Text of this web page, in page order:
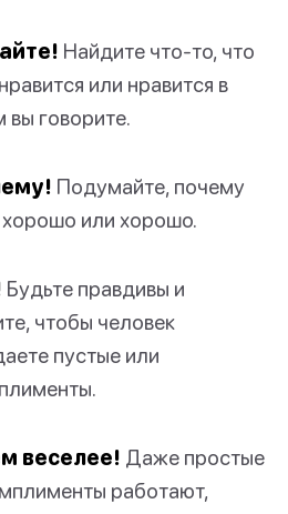
Найдите что-то, что
или нравится в
вы говорите.
Подумайте, почему
хорошо или хорошо.
Будьте правдивы и
чтобы человек
пустые или
веселее! Даже простые
работают,